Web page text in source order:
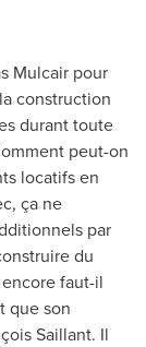
Mulcair pour
construction
durant toute
peut-on
locatifs en
ça ne
par
du
faut-il
que son
Saillant. Il